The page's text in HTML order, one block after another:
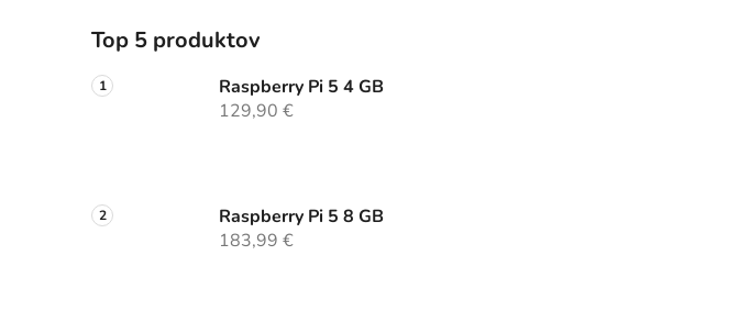
Top 5 produktov
Raspberry Pi 5 4 GB
129,90 €
Raspberry Pi 5 8 GB
183,99 €